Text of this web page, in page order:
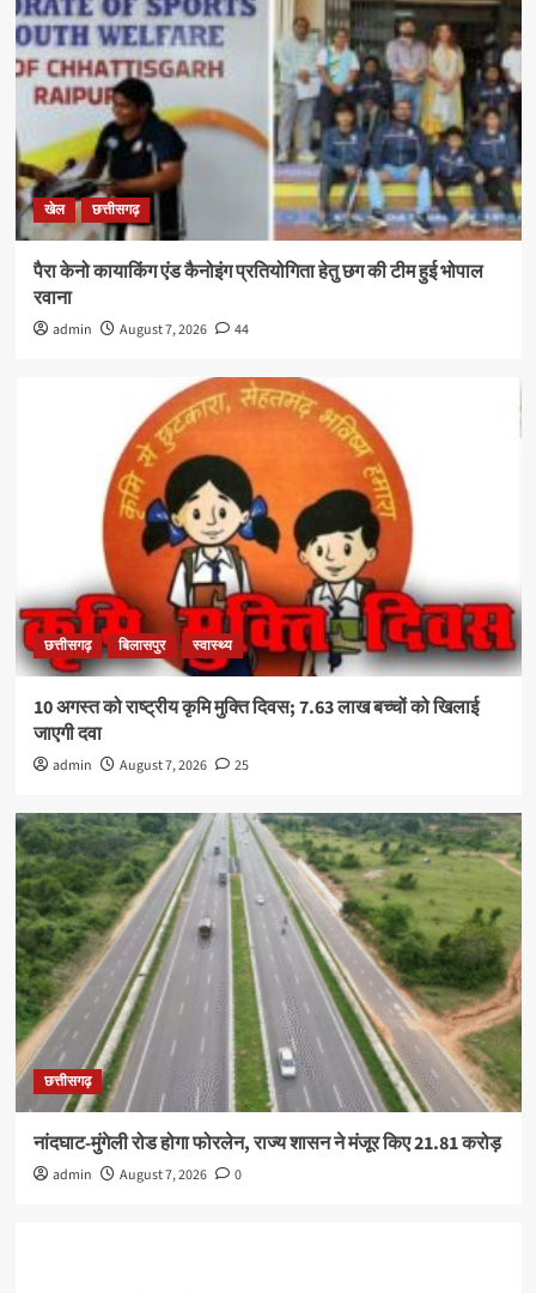
खेल छत्तीसगढ़
पैरा केनो कायाकिंग एंड कैनोइंग प्रतियोगिता हेतु छग की टीम हुई भोपाल
रवाना
admin August 7, 2026 44
छत्तीसगढ़ बिलासपुर स्वास्थ्य
10 अगस्त को राष्ट्रीय कृमि मुक्ति दिवस; 7.63 लाख बच्चों को खिलाई
जाएगी दवा
admin August 7, 2026 25
छत्तीसगढ़
नांदघाट-मुंगेली रोड होगा फोरलेन, राज्य शासन ने मंजूर किए 21.81 करोड़
admin August 7, 2026 0